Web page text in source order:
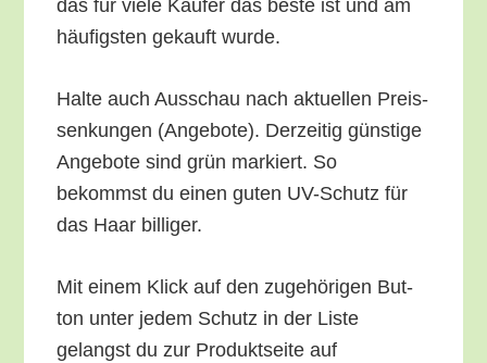
das für vie­le Käu­fer das bes­te ist und am
häu­figs­ten gekauft wurde.
Hal­te auch Aus­schau nach aktu­el­len Preis­
sen­kun­gen (Ange­bo­te). Der­zei­tig güns­ti­ge
Ange­bo­te sind grün mar­kiert. So
bekommst du einen guten UV-Schutz für
das Haar billiger.
Mit einem Klick auf den zuge­hö­ri­gen But­
ton unter jedem Schutz in der Lis­te
gelangst du zur Pro­dukt­sei­te auf